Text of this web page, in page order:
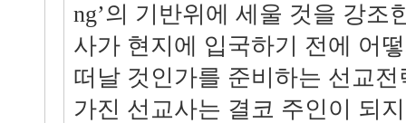
ng’의 기반위에 세울 것을 강조
사가 현지에 입국하기 전에 어
떠날 것인가를 준비하는 선교
가진 선교사는 결코 주인이 되